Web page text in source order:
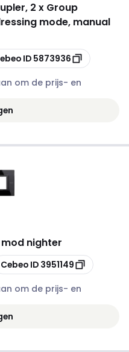
2 x Group
mode, manual
ID 5873936
om de prijs- en
nighter
Cebeo ID 3951149
om de prijs- en